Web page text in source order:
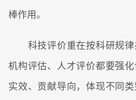
棒作用。
科技评价重在按科研规律
机构评估、人才评价都要强化
实效、贡献导向，体现不同